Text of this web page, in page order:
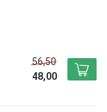
56,50
48,00